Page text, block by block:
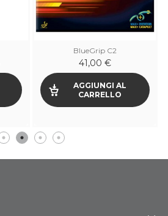
BlueGrip C2
41,00 €
AGGIUNGI AL
CARRELLO